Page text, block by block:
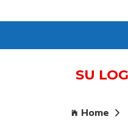
Home